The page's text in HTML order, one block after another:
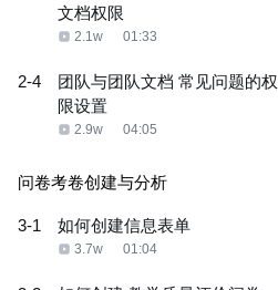
文档权限
2.1w 01:33
2-4
团队与团队文档 常见问题的权
限设置
2.9w 04:05
问卷考卷创建与分析
3-1 如何创建信息表单
3.7w 01:04